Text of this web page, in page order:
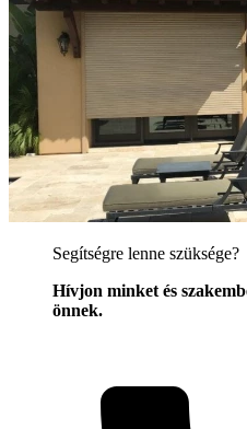
Segítségre lenne szüksége?
Hívjon minket és
önnek.